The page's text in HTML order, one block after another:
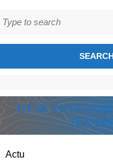
for:
ET SI VOUS
Actu